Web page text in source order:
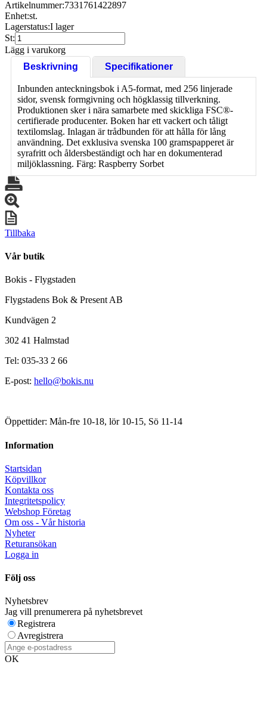
Artikelnummer:7331761422897
Enhet:st.
Lagerstatus:I lager
St:
Lägg i varukorg
Beskrivning
Specifikationer
Inbunden anteckningsbok i A5-format, med 256 linjerade
sidor, svensk formgivning och högklassig tillverkning.
Produktionen sker i nära samarbete med skickliga FSC®-
certifierade producenter. Boken har ett vackert och tåligt
textilomslag. Inlagan är trådbunden för att hålla för lång
användning. Det exklusiva svenska 100 gramspapperet är
syrafritt och åldersbeständigt och har en dokumenterad
miljöklassning. Färg: Raspberry Sorbet
Tillbaka
Vår butik
Bokis - Flygstaden
Flygstadens Bok & Present AB
Kundvägen 2
302 41 Halmstad
Tel: 035-33 2 66
E-post: hello@bokis.nu
Öppettider: Mån-fre 10-18, lör 10-15, Sö 11-14
Information
Startsidan
Köpvillkor
Kontakta oss
Integritetspolicy
Webshop Företag
Om oss - Vår historia
Nyheter
Returansökan
Logga in
Följ oss
Nyhetsbrev
Jag vill prenumerera på nyhetsbrevet
Registrera
Avregistrera
OK